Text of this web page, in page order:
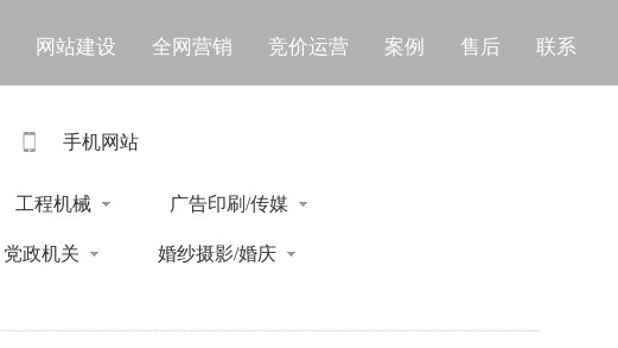
网站建设 全网营销 竞价运营 案例 售后 联系
手机网站
工程机械 广告印刷/传媒
党政机关 婚纱摄影/婚庆